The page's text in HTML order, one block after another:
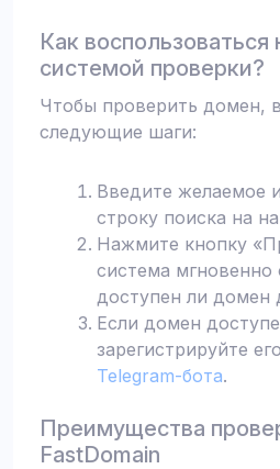
Как воспользоваться
системой проверки?
Чтобы проверить домен,
следующие шаги:
Введите желаемое
строку поиска на
Нажмите кнопку
система мгновенно
доступен ли домен
Если домен
зарегистрируйте
Telegram-бота.
Преимущества
FastDomain